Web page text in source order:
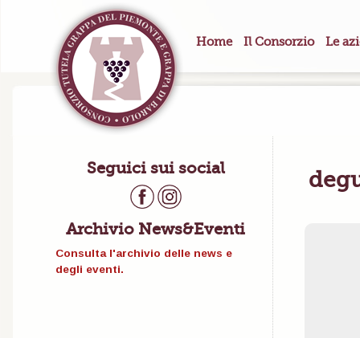
Home Il Consorzio Le
Seguici sui social
Archivio News&Eventi
Consulta l'archivio delle news e
degli eventi.